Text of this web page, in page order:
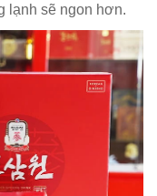
lạnh sẽ ngon hơn.